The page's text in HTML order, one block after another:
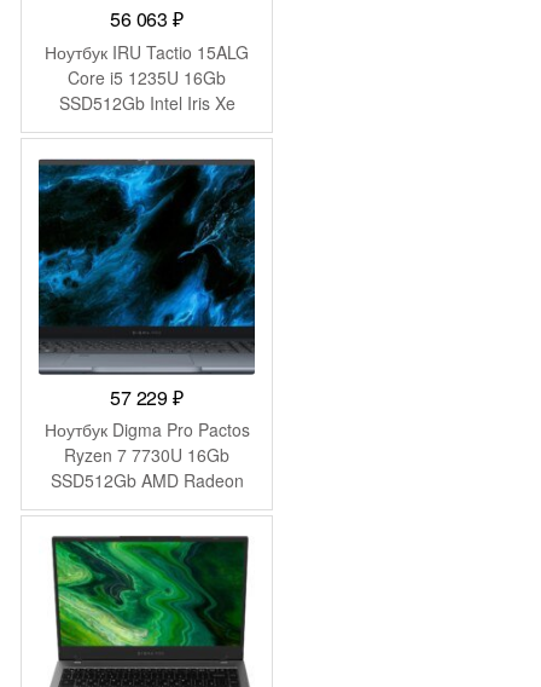
56 063₽
Ноутбук IRU Tactio 15ALG
Core i5 1235U 16Gb
SSD512Gb Intel Iris Xe
graphics 15.6″ IPS FHD
(1920×1080) без ОС black
WiFi BT Cam 4500mAh
(2023571)
57 229₽
Ноутбук Digma Pro Pactos
Ryzen 7 7730U 16Gb
SSD512Gb AMD Radeon
Graphics 16″ IPS WUXGA
(1920×1200) Windows 11
Pro dk.grey WiFi BT Cam
5500mAh (DN16R7-
ADXW03)